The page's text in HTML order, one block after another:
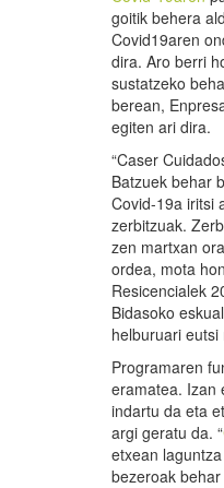
goitik behera
Covid19aren
dira. Aro berri
sustatzeko
berean,
egiten ari dira.
“Caser
Batzuek behar
Covid-19a iritsi
zerbitzuak.
zen martxan
ordea, mota
Resicencialek
Bidasoko
helburuari eutsi
Programaren
eramatea. Izan
indartu da eta
argi geratu da. “
etxean
bezeroak